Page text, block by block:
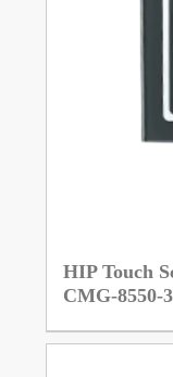
HIP Touch
CMG-8550-